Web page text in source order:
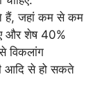
हैं, जहां कम से कम
और शेष 40%
विकलांग
आदि से हो सकते